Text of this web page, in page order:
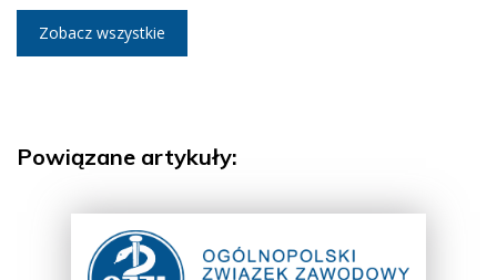
Zobacz wszystkie
Powiązane artykuły: